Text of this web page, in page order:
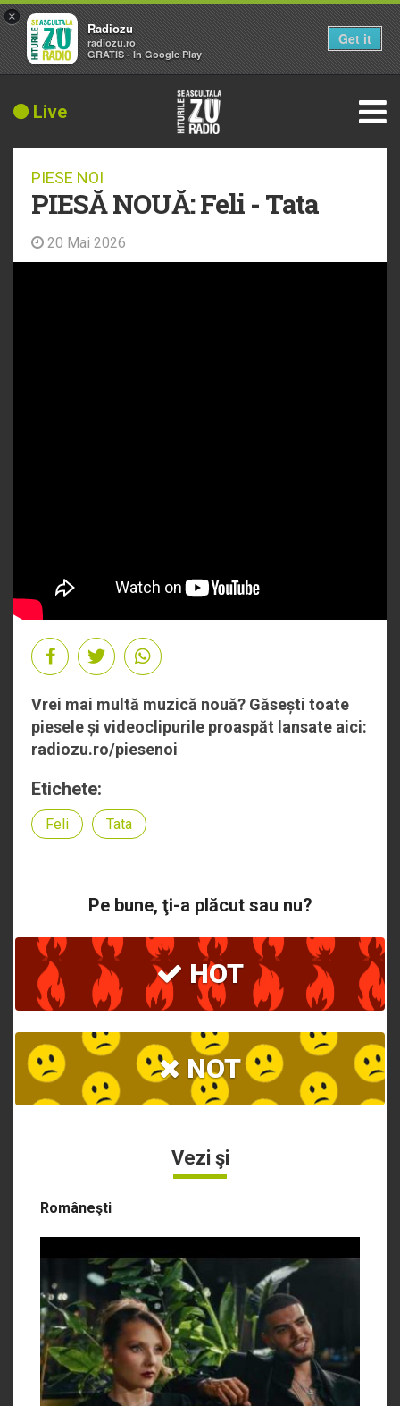
Live
PIESE NOI
PIESĂ NOUĂ: Feli - Tata
20 Mai 2026
Vrei mai multă muzică nouă? Găsești toate
piesele și videoclipurile proaspăt lansate aici:
radiozu.ro/piesenoi
Etichete:
Feli Tata
Pe bune, ţi-a plăcut sau nu?
HOT
NOT
Vezi şi
Româneşti
×
Radiozu
radiozu.ro
GRATIS - In Google Play
Get it